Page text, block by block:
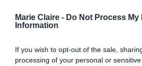
Marie Claire - Do Not Process My
Information
If you wish to opt-out of the sale,
processing of your personal or
σχολικών διακοπών ενώ πάνω
σχολικήςχρονιάς.